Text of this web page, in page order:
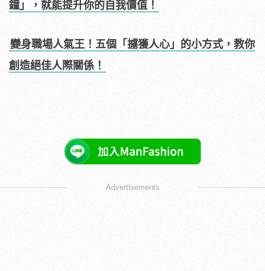
鐘」，就能提升你的自我價值！
變身職場人氣王！五個「擄獲人心」的小方式，教你
創造絕佳人際關係！
Advertisements